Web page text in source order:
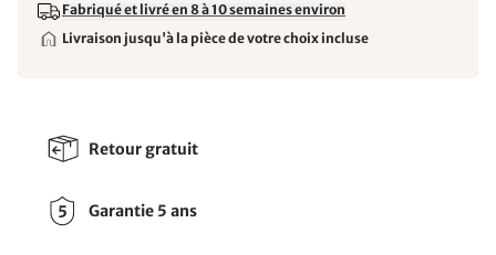
Fabriqué et livré en 8 à 10 semaines environ
Livraison jusqu'à la pièce de votre choix incluse
Retour gratuit
Garantie 5 ans